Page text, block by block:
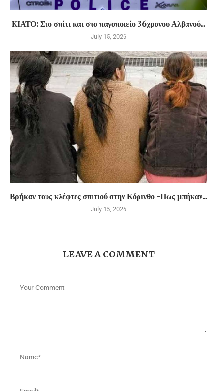
ΚΙΑΤΟ: Στο σπίτι και στο παγοποιείο 36χρονου Αλβανού...
July 15, 2026
Βρήκαν τους κλέφτες σπιτιού στην Κόρινθο -Πως μπήκαν...
July 15, 2026
LEAVE A COMMENT